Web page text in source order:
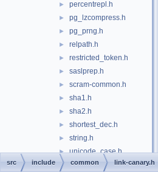
► percentrepl.h
► pg_lzcompress.h
► pg_prng.h
► relpath.h
► restricted_token.h
► saslprep.h
► scram-common.h
► sha1.h
► sha2.h
► shortest_dec.h
► string.h
► unicode_case.h
► unicode_case_table.h
src include common link-canary.h